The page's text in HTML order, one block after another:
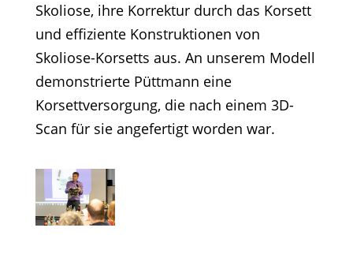
Skoliose, ihre Korrektur durch das Korsett
und effiziente Konstruktionen von
Skoliose-Korsetts aus. An unserem Modell
demonstrierte Püttmann eine
Korsettversorgung, die nach einem 3D-
Scan für sie angefertigt worden war.